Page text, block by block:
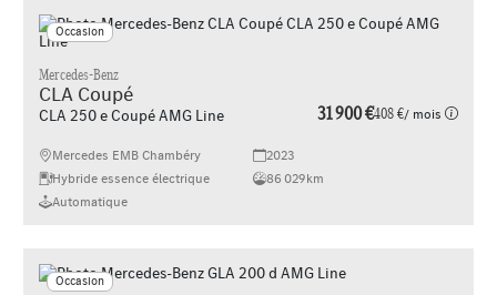
Occasion
Mercedes-Benz
CLA Coupé
CLA 250 e Coupé AMG Line 31 900 €408 €/ mois
Mercedes EMB Chambéry
2023
Hybride essence électrique
86 029km
Automatique
Occasion